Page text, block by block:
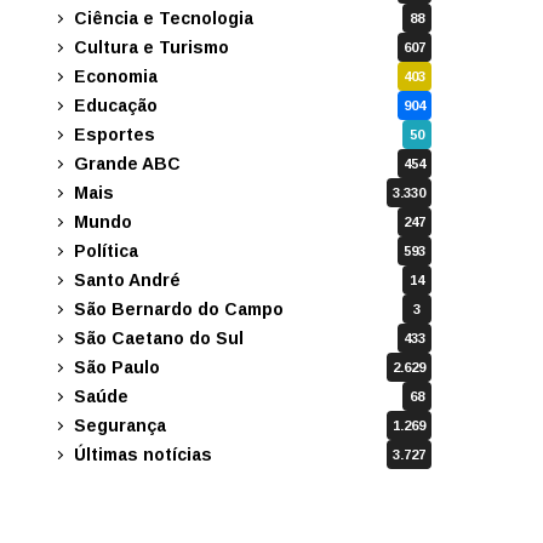
Ciência e Tecnologia 88
Cultura e Turismo 607
Economia 403
Educação 904
Esportes 50
Grande ABC 454
Mais 3.330
Mundo 247
Política 593
Santo André 14
São Bernardo do Campo 3
São Caetano do Sul 433
São Paulo 2.629
Saúde 68
Segurança 1.269
Últimas notícias 3.727